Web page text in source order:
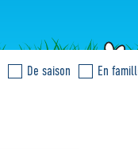
De saison En